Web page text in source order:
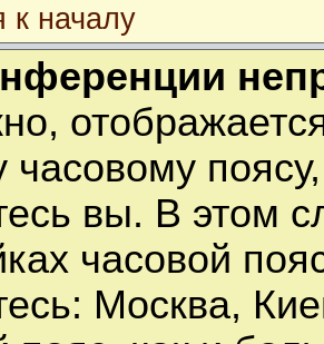
к началу
часовому
вы. В этом
часовой
Москва,